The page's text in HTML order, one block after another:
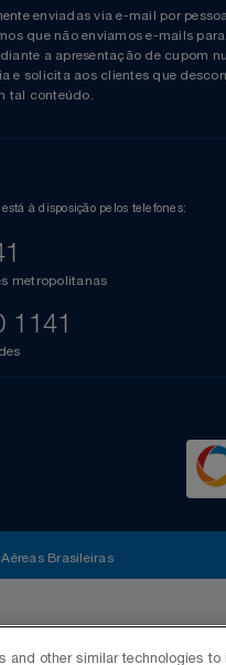
enviadas via e-mail por
que não enviamos e-mails
a apresentação de cupom
e solicita aos clientes que
tal conteúdo.
está à disposição pelos telefones:
metropolitanas
1141
Brasileiras
and other similar technologies to